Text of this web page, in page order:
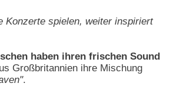
Konzerte spielen, weiter inspiriert
haben ihren frischen Sound
Großbritannien ihre Mischung
.